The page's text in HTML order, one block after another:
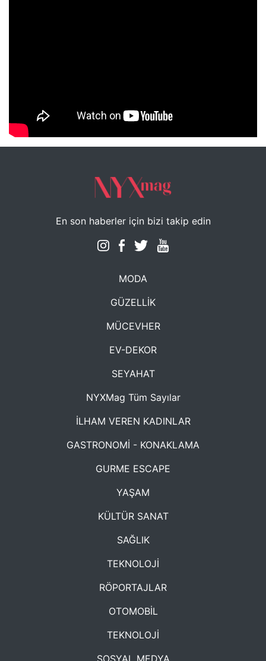
NYXmag 2. Yaş Kutlama Etkinliği
En son haberler için bizi takip edin
MODA
GÜZELLİK
MÜCEVHER
EV-DEKOR
SEYAHAT
NYXMag Tüm Sayılar
İLHAM VEREN KADINLAR
GASTRONOMİ - KONAKLAMA
GURME ESCAPE
YAŞAM
KÜLTÜR SANAT
SAĞLIK
TEKNOLOJİ
RÖPORTAJLAR
OTOMOBİL
TEKNOLOJİ
SOSYAL MEDYA